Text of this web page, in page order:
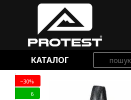
Перейти до основного контенту
КАТАЛОГ
−30%
6